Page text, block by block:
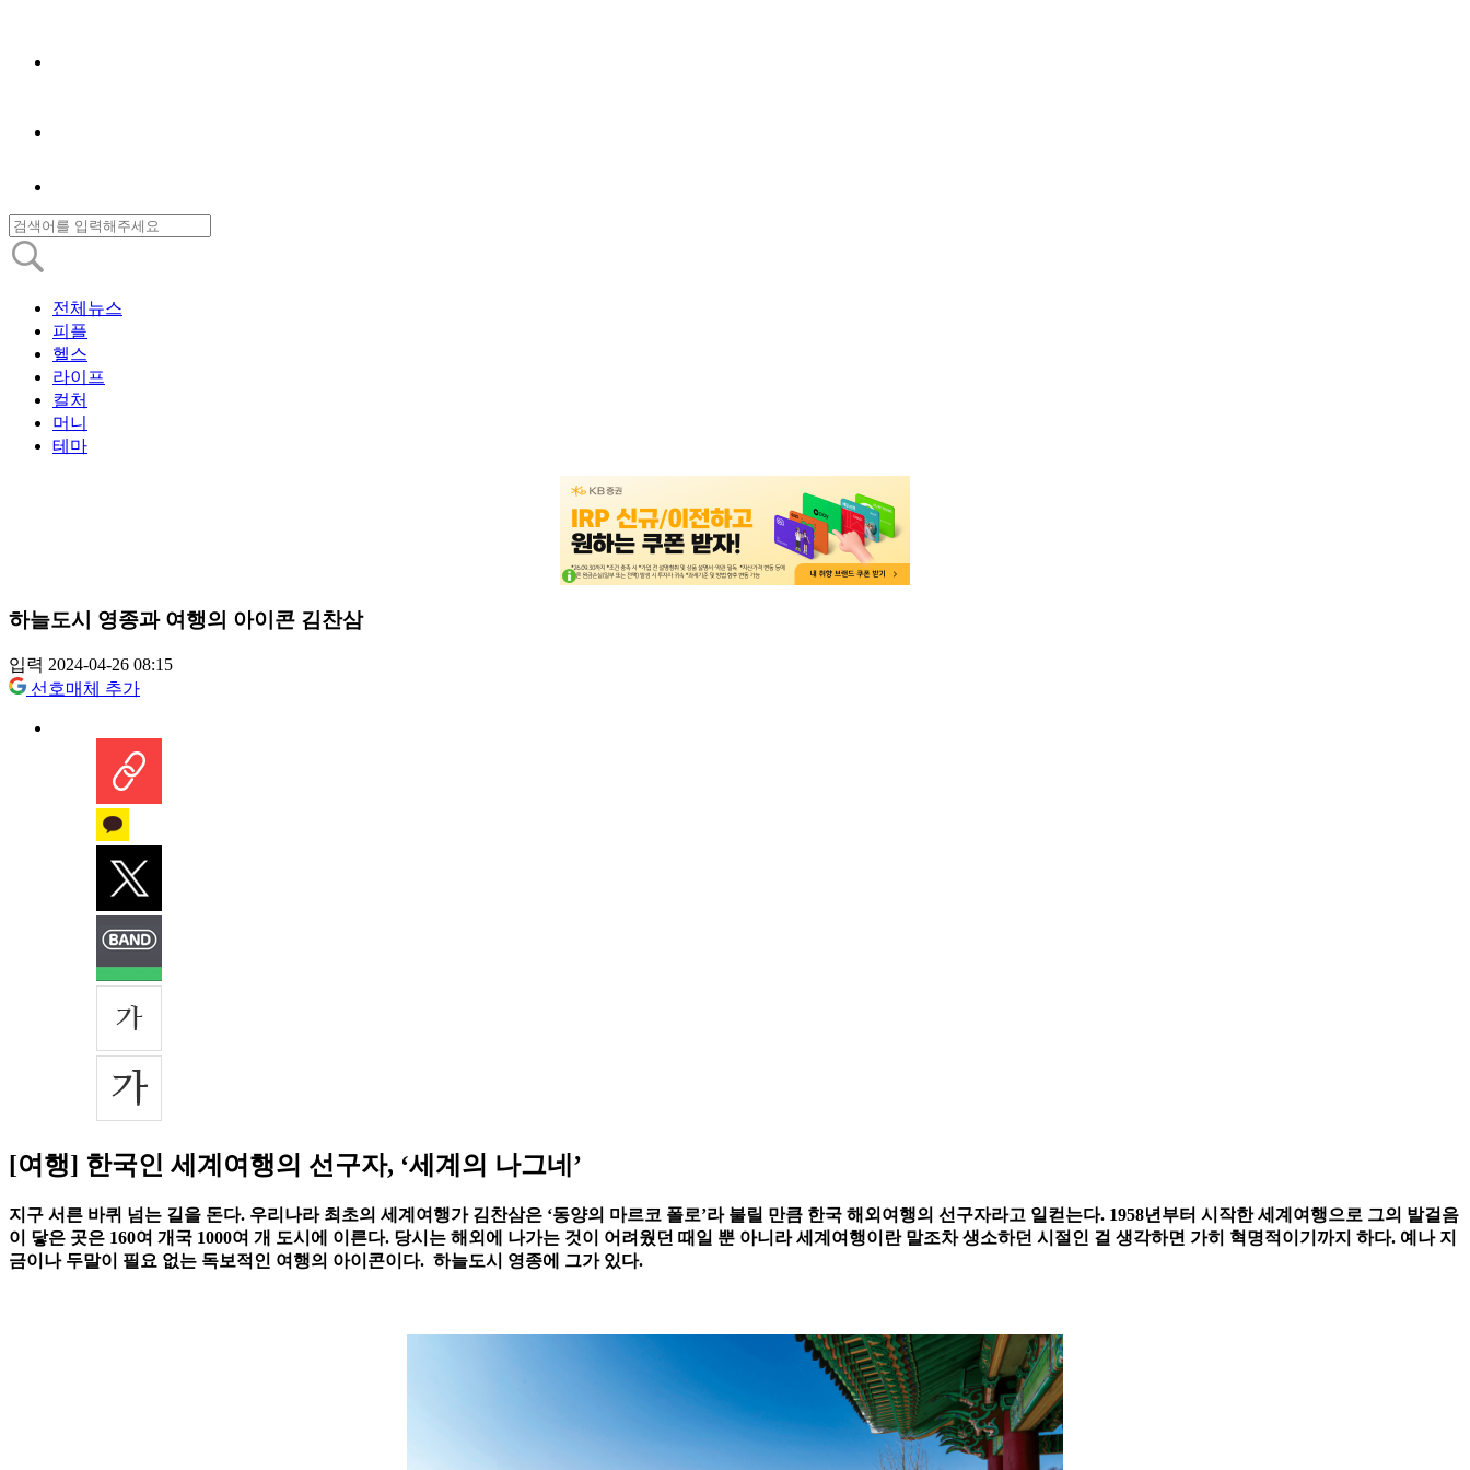
전체뉴스
피플
헬스
라이프
컬처
머니
테마
하늘도시 영종과 여행의 아이콘 김찬삼
입력 2024-04-26 08:15
선호매체 추가
[여행] 한국인 세계여행의 선구자, ‘세계의 나그네’
지구 서른 바퀴 넘는 길을 돈다. 우리나라 최초의 세계여행가 김찬삼은 ‘동양의 마르코 폴로’라 불릴 만큼 한국 해외여행의 선구자라고 일컫는다. 1958년부터 시작한 세계여행으로 그의 발걸음
이 닿은 곳은 160여 개국 1000여 개 도시에 이른다. 당시는 해외에 나가는 것이 어려웠던 때일 뿐 아니라 세계여행이란 말조차 생소하던 시절인 걸 생각하면 가히 혁명적이기까지 하다. 예나 지
금이나 두말이 필요 없는 독보적인 여행의 아이콘이다. 하늘도시 영종에 그가 있다.